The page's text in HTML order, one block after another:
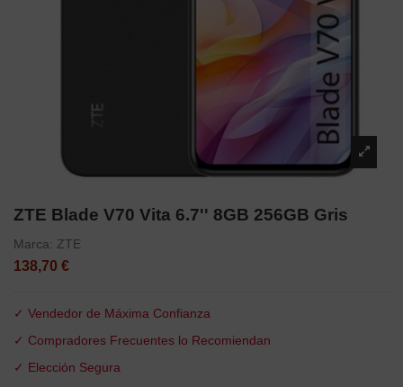
ZTE Blade V70 Vita 6.7'' 8GB 256GB Gris
Marca: ZTE
138,70 €
✓ Vendedor de Máxima Confianza
✓ Compradores Frecuentes lo Recomiendan
✓ Elección Segura